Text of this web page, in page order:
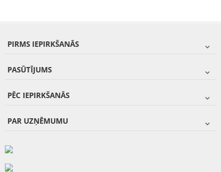
PIRMS IEPIRKŠANĀS
PASŪTĪJUMS
PĒC IEPIRKŠANĀS
PAR UZŅĒMUMU